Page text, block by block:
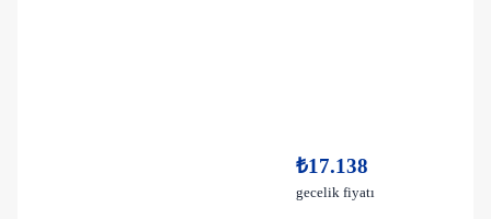
₺17.138
gecelik fiyatı